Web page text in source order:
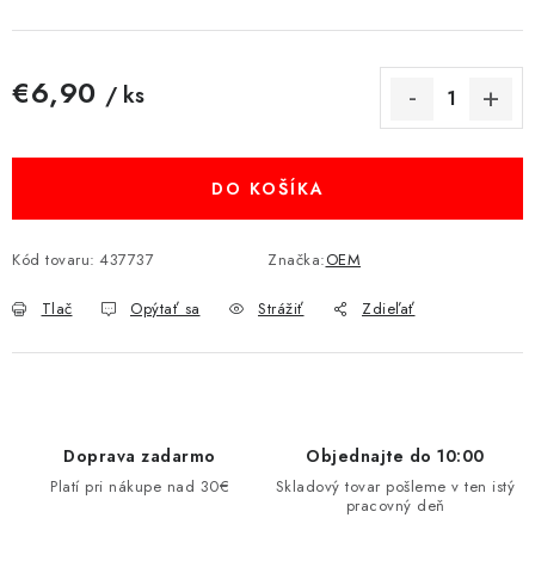
Doprava a platba
Obchodné podmienky
€6,90 / ks
DO KOŠÍKA
Kód tovaru: 437737 Značka:OEM
Tlač Opýtať sa Strážiť Zdieľať
Doprava zadarmo
Platí pri nákupe nad 30€
Objednajte do 10:00
Skladový tovar pošleme v ten istý
pracovný deň